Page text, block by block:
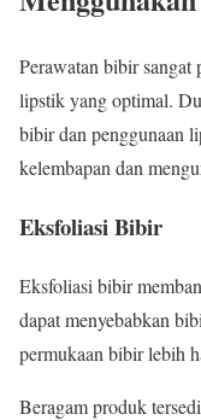
Perawatan bibir sangat
lipstik yang optimal.
bibir dan penggunaan
kelembapan dan
Eksfoliasi Bibir
Eksfoliasi bibir
dapat menyebabkan
permukaan bibir lebih
Beragam produk